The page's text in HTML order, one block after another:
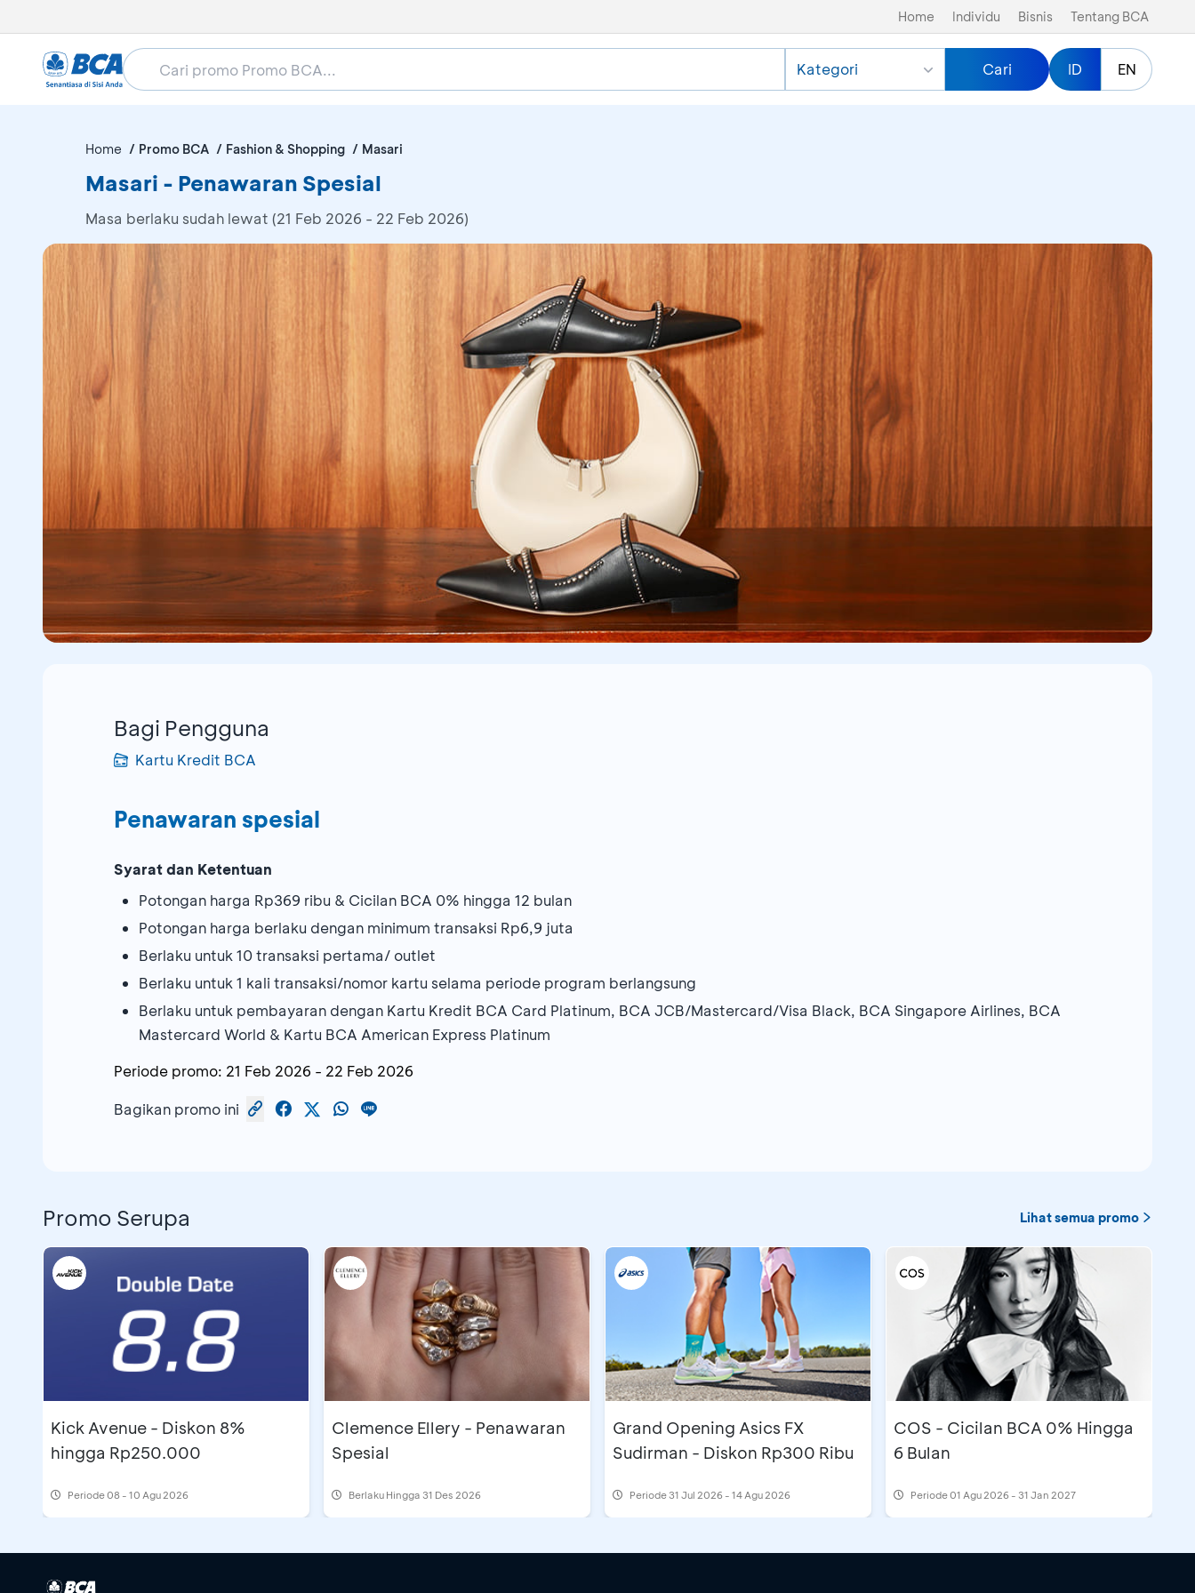
Home Individu Bisnis Tentang BCA
Kategori Cari ID EN
Home Promo BCA Fashion & Shopping Masari
Masari - Penawaran Spesial
Masa berlaku sudah lewat (21 Feb 2026 - 22 Feb 2026)
Bagi Pengguna
Kartu Kredit BCA
Penawaran spesial
Syarat dan Ketentuan
Potongan harga Rp369 ribu & Cicilan BCA 0% hingga 12 bulan
Potongan harga berlaku dengan minimum transaksi Rp6,9 juta
Berlaku untuk 10 transaksi pertama/ outlet
Berlaku untuk 1 kali transaksi/nomor kartu selama periode program berlangsung
Berlaku untuk pembayaran dengan Kartu Kredit BCA Card Platinum, BCA JCB/Mastercard/Visa Black, BCA Singapore Airlines, BCA
Mastercard World & Kartu BCA American Express Platinum
Periode promo: 21 Feb 2026 - 22 Feb 2026
Bagikan promo ini
Promo Serupa Lihat semua promo
Kick Avenue - Diskon 8%
hingga Rp250.000
Periode08 - 10 Agu 2026
Clemence Ellery - Penawaran
Spesial
Berlaku Hingga 31 Des 2026
Grand Opening Asics FX
Sudirman - Diskon Rp300 Ribu
Periode 31 Jul 2026 - 14 Agu 2026
COS - Cicilan BCA 0% Hingga
6 Bulan
Periode01 Agu 2026 - 31 Jan 2027